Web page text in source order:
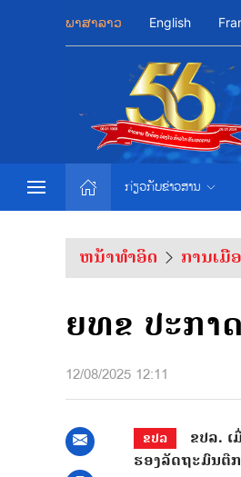
ພາສາລາວ English
ກ່ຽວກັບຂ່າວສານ
ຫນ້າທຳອິດ ການເມື
ຍທຂ ປະກາ
12/08/2025 12:11
ຂປລ
ຂປລ.
ຮອງລັດຖະມົນຕີ